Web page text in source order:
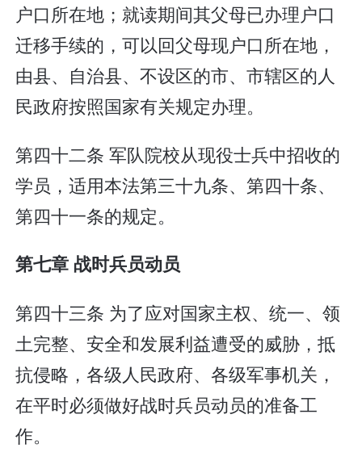
户口所在地；就读期间其父母已办理户口
迁移手续的，可以回父母现户口所在地，
由县、自治县、不设区的市、市辖区的人
民政府按照国家有关规定办理。
第四十二条 军队院校从现役士兵中招收的
学员，适用本法第三十九条、第四十条、
第四十一条的规定。
第七章 战时兵员动员
第四十三条 为了应对国家主权、统一、领
土完整、安全和发展利益遭受的威胁，抵
抗侵略，各级人民政府、各级军事机关，
在平时必须做好战时兵员动员的准备工
作。